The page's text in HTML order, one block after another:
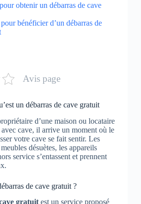
obtenir un débarras de cave
bénéficier d’un débarras de
Avis page
un débarras de cave gratuit
d’une maison ou locataire
avec cave, il arrive un moment où le
votre cave se fait sentir. Les
désuètes, les appareils
service s’entassent et prennent
de cave gratuit ?
gratuitest un service proposé